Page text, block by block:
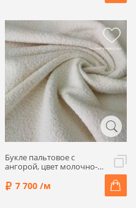
Букле пальтовое с
ангорой, цвет молочно-
7 700 /м